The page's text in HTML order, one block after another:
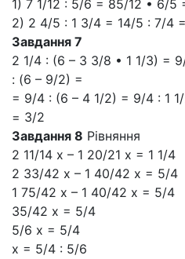
1) 7 1/12 : 5/6 = 85/12 • 6/5
2) 2 4/5 : 1 3/4 = 14/5 : 7/4
Завдання 7
2 1/4 : (6 – 3 3/8 • 1 1/3) =
: (6 – 9/2) =
= 9/4 : (6 – 4 1/2) = 9/4 : 1
= 3/2
Завдання 8 Рівняння
2 11/14 x – 1 20/21 x = 1 1/4
2 33/42 x – 1 40/42 x = 5/4
1 75/42 x – 1 40/42 x = 5/4
35/42 x = 5/4
5/6 x = 5/4
x = 5/4 : 5/6